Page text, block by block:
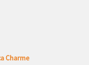
Charme